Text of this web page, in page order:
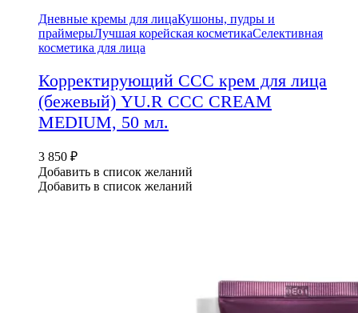
Дневные кремы для лицаКушоны, пудры и
праймерыЛучшая корейская косметикаСелективная
косметика для лица
Корректирующий ССС крем для лица
(бежевый) YU.R CCC CREAM
MEDIUM, 50 мл.
3 850 ₽
Добавить в список желаний
Добавить в список желаний